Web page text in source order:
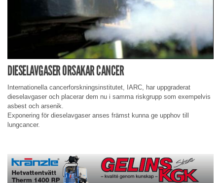
DIESELAVGASER ORSAKAR CANCER
Internationella cancerforskningsinstitutet, IARC, har uppgraderat
dieselavgaser och placerar dem nu i samma riskgrupp som exempelvis
asbest och arsenik.
Exponering för dieselavgaser anses främst kunna ge upphov till
lungcancer.